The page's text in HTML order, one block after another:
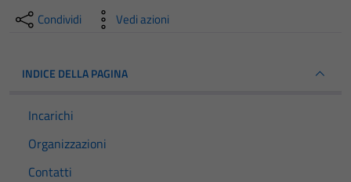
Condividi Vedi azioni
INDICE DELLA PAGINA
Incarichi
Organizzazioni
Contatti